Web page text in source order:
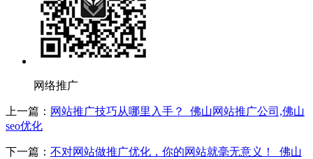
网络推广
上一篇： 网站推广技巧从哪里入手？_佛山网站推广公司,佛山
seo优化
下一篇： 不对网站做推广优化，你的网站就毫无意义！_佛山